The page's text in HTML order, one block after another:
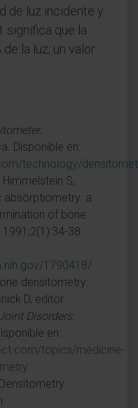
de luz incidente y
significa que la
la luz; un valor
Disponible en:
technology/
S,
absorptiometry: a
of bone
1991;2(1):34-38.
1790418/
densitometry:
D, editor.
Disorders.
en:
topics/medicine-